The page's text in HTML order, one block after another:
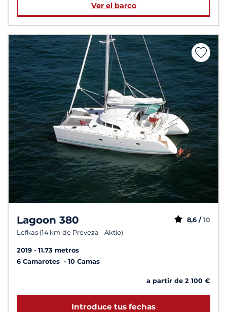
Ver el barco
Lagoon 380
Lefkas (14 km de Preveza - Aktio)
8,6 / 10
2019
11.73 metros
6 Camarotes
10 Camas
a partir de 2 100 €
Introduce tus fechas